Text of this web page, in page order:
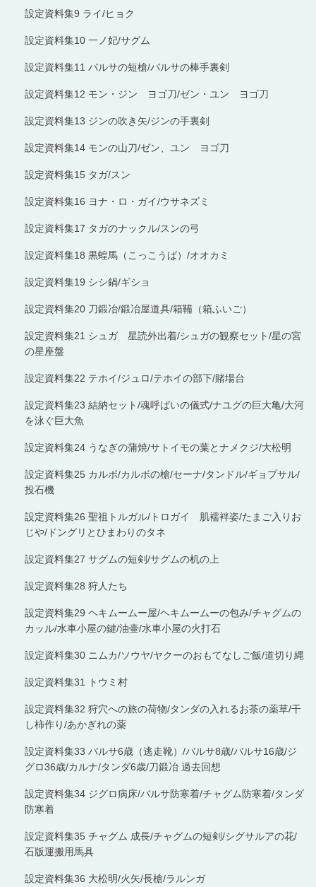
設定資料集9 ライ/ヒョク
設定資料集10 一ノ妃/サグム
設定資料集11 バルサの短槍/バルサの棒手裏剣
設定資料集12 モン・ジン ヨゴ刀/ゼン・ユン ヨゴ刀
設定資料集13 ジンの吹き矢/ジンの手裏剣
設定資料集14 モンの山刀/ゼン、ユン ヨゴ刀
設定資料集15 タガ/スン
設定資料集16 ヨナ・ロ・ガイ/ウサネズミ
設定資料集17 タガのナックル/スンの弓
設定資料集18 黒蝗馬（こっこうば）/オオカミ
設定資料集19 シシ鍋/ギショ
設定資料集20 刀鍛冶/鍛冶屋道具/箱鞴（箱ふいご）
設定資料集21 シュガ 星読外出着/シュガの観察セット/星の宮
の星座盤
設定資料集22 テホイ/ジュロ/テホイの部下/賭場台
設定資料集23 結納セット/魂呼ばいの儀式/ナユグの巨大亀/大河
を泳ぐ巨大魚
設定資料集24 うなぎの蒲焼/サトイモの葉とナメクジ/大松明
設定資料集25 カルボ/カルボの槍/セーナ/タンドル/ギョプサル/
投石機
設定資料集26 聖祖トルガル/トロガイ 肌襦袢姿/たまご入りお
じや/ドングリとひまわりのタネ
設定資料集27 サグムの短剣/サグムの机の上
設定資料集28 狩人たち
設定資料集29 ヘキムームー屋/ヘキムームーの包み/チャグムの
カッル/水車小屋の鍵/油壷/水車小屋の火打石
設定資料集30 ニムカ/ソウヤ/ヤクーのおもてなしご飯/道切り縄
設定資料集31 トウミ村
設定資料集32 狩穴への旅の荷物/タンダの入れるお茶の薬草/干
し柿作り/あかぎれの薬
設定資料集33 バルサ6歳（逃走靴）/バルサ8歳/バルサ16歳/ジ
グロ36歳/カルナ/タンダ6歳/刀鍛冶 過去回想
設定資料集34 ジグロ病床/バルサ防寒着/チャグム防寒着/タンダ
防寒着
設定資料集35 チャグム 成長/チャグムの短剣/シグサルアの花/
石版運搬用馬具
設定資料集36 大松明/火矢/長槍/ラルンガ